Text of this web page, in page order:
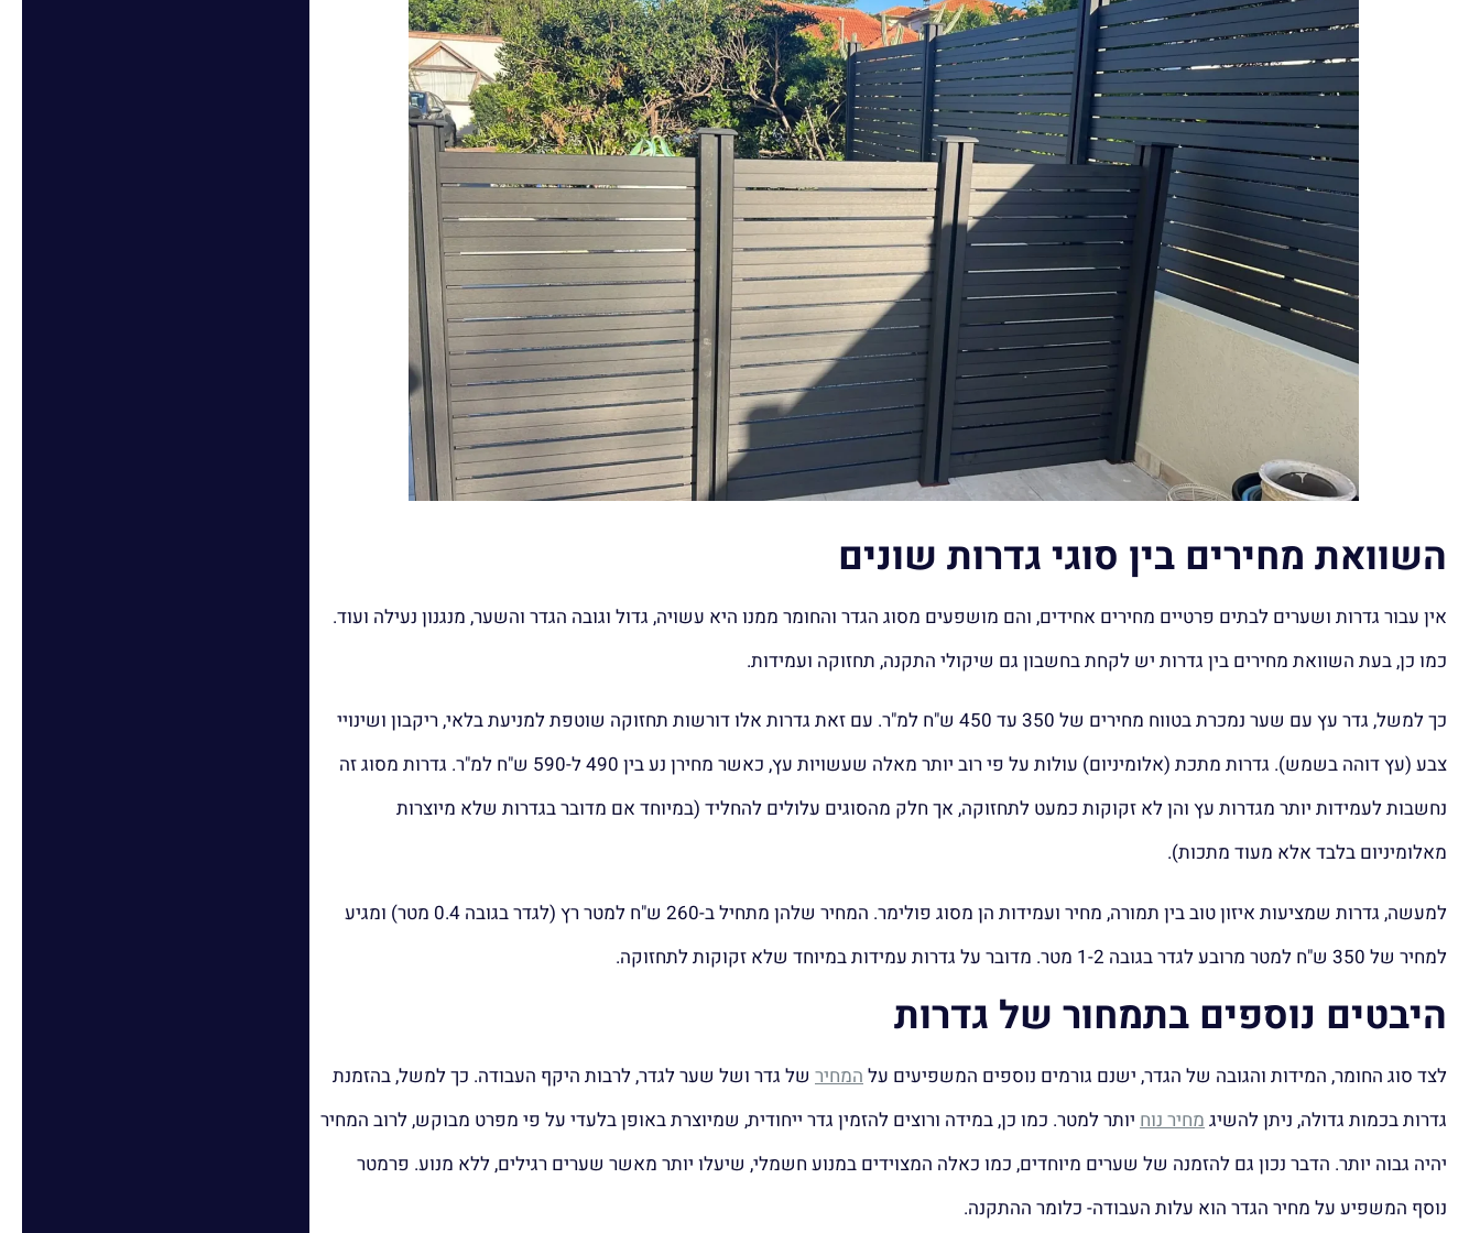
השוואת מחירים בין סוגי גדרות שונים
אין עבור גדרות ושערים לבתים פרטיים מחירים אחידים, והם מושפעים מסוג הגדר והחומר ממנו היא עשויה, גדול וגובה הגדר והשער, מנגנון נעילה ועוד.
כמו כן, בעת השוואת מחירים בין גדרות יש לקחת בחשבון גם שיקולי התקנה, תחזוקה ועמידות.
כך למשל, גדר עץ עם שער נמכרת בטווח מחירים של 350 עד 450 ש"ח למ"ר. עם זאת גדרות אלו דורשות תחזוקה שוטפת למניעת בלאי, ריקבון ושינויי
צבע (עץ דוהה בשמש). גדרות מתכת (אלומיניום) עולות על פי רוב יותר מאלה שעשויות עץ, כאשר מחירן נע בין 490 ל-590 ש"ח למ"ר. גדרות מסוג זה
נחשבות לעמידות יותר מגדרות עץ והן לא זקוקות כמעט לתחזוקה, אך חלק מהסוגים עלולים להחליד (במיוחד אם מדובר בגדרות שלא מיוצרות
מאלומיניום בלבד אלא מעוד מתכות).
למעשה, גדרות שמציעות איזון טוב בין תמורה, מחיר ועמידות הן מסוג פולימר. המחיר שלהן מתחיל ב-260 ש"ח למטר רץ (לגדר בגובה 0.4 מטר) ומגיע
למחיר של 350 ש"ח למטר מרובע לגדר בגובה 1-2 מטר. מדובר על גדרות עמידות במיוחד שלא זקוקות לתחזוקה.
היבטים נוספים בתמחור של גדרות
לצד סוג החומר, המידות והגובה של הגדר, ישנם גורמים נוספים המשפיעים עלהמחיר של גדר ושל שער לגדר, לרבות היקף העבודה. כך למשל, בהזמנת
גדרות בכמות גדולה, ניתן להשיגמחיר נוח יותר למטר. כמו כן, במידה ורוצים להזמין גדר ייחודית, שמיוצרת באופן בלעדי על פי מפרט מבוקש, לרוב המחיר
יהיה גבוה יותר. הדבר נכון גם להזמנה של שערים מיוחדים, כמו כאלה המצוידים במנוע חשמלי, שיעלו יותר מאשר שערים רגילים, ללא מנוע. פרמטר
נוסף המשפיע על מחיר הגדר הוא עלות העבודה- כלומר ההתקנה.